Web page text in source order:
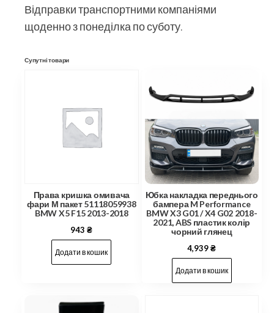
Відправки транспортними компаніями
щоденно з понеділка по суботу.
Супутні товари
Права кришка омивача
фари М пакет 51118059938
BMW X5 F15 2013-2018
943₴
Додати в кошик
Юбка накладка переднього
бампера M Performance
BMW X3 G01 / X4 G02 2018-
2021, ABS пластик колір
чорний глянец
4,939₴
Додати в кошик